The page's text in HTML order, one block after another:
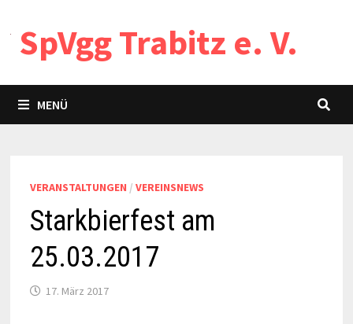
Inhalt
springen
SpVgg Trabitz e. V.
MENÜ
VERANSTALTUNGEN / VEREINSNEWS
Starkbierfest am
25.03.2017
17. März 2017